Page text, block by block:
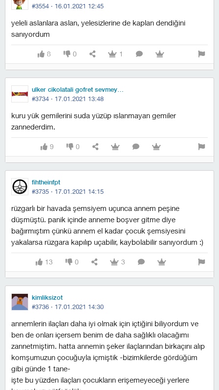
#3554 · 16.01.2021 12:45
yeleli aslanlara aslan, yelesizlerine de kaplan dendiğini
sanıyordum
8 0 1
#3734 · 17.01.2021 13:48
kuru yük gemilerini suda yüzüp ıslanmayan gemiler
zannederdim.
9 0
fihtheinfpt
#3735 · 17.01.2021 14:15
rüzgarlı bir havada şemsiyem uçunca annem peşine
düşmüştü. panik içinde anneme boşver gitme diye
bağırmıştım çünkü annem el kadar çocuk şemsiyesini
yakalarsa rüzgara kapılıp uçabilir, kaybolabilir sanıyordum :)
13 0 3
kimliksizot
#3736 · 17.01.2021 14:30
annemlerin ilaçları daha iyi olmak için içtiğini biliyordum ve
ben de onları içersem benim de daha sağlıklı olacağımı
zannetmiştim. hatta annemin şeker ilaçlarından birkaçını alıp
komşumuzun çocuğuyla içmiştik -bizimkilerde gördüğüm
gibi günde 1 tane-
işte bu yüzden ilaçları çocukların erişemeyeceği yerlere